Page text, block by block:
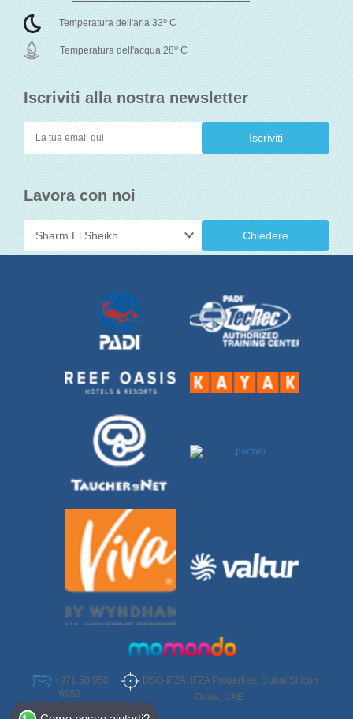
Iscriviti alla nostra newsletter
Lavora con noi
Chiedere
Temperatura dell'aria 33o C
Temperatura dell'acqua 28o C
+971 50 950
6952
DSO-IFZA, IFZA Properties, Dubai Silicon
Oasis, UAE
Select Destination